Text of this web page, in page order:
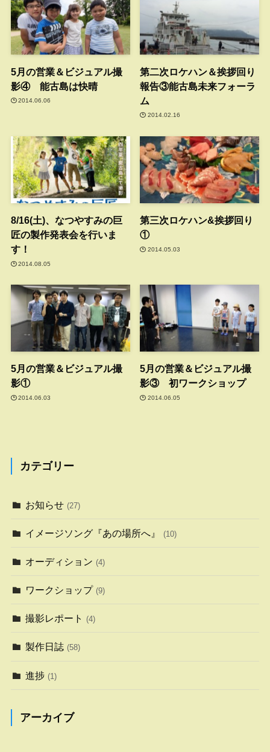
5月の営業＆ビジュアル撮
影④ 能古島は快晴
2014.06.06
第二次ロケハン＆挨拶回り
報告③能古島未来フォーラ
ム
2014.02.16
8/16(土)、なつやすみの巨
匠の製作発表会を行いま
す！
2014.08.05
第三次ロケハン&挨拶回り
①
2014.05.03
5月の営業＆ビジュアル撮
影①
2014.06.03
5月の営業＆ビジュアル撮
影③ 初ワークショップ
2014.06.05
カテゴリー
お知らせ (27)
イメージソング『あの場所へ』 (10)
オーディション (4)
ワークショップ (9)
撮影レポート (4)
製作日誌 (58)
進捗 (1)
アーカイブ